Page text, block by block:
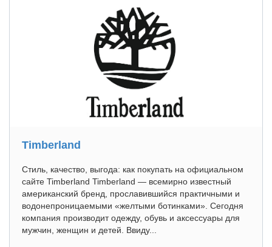
Timberland
Стиль, качество, выгода: как покупать на официальном
сайте Timberland Timberland — всемирно известный
американский бренд, прославившийся практичными и
водонепроницаемыми «желтыми ботинками». Сегодня
компания производит одежду, обувь и аксессуары для
мужчин, женщин и детей. Ввиду...